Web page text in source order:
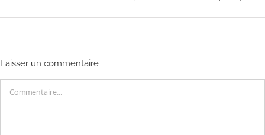
Laisser un commentaire